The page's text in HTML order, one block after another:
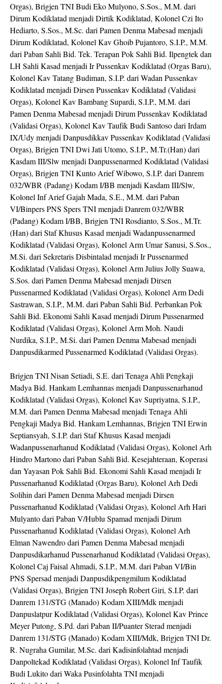
Orgas), Brigjen TNI Budi Eko Mulyono, S.Sos., M.M. dari
Dirum Kodiklatad menjadi Dirtik Kodiklatad, Kolonel Czi Ito
Hediarto, S.Sos., M.Sc. dari Pamen Denma Mabesad menjadi
Dirum Kodiklatad, Kolonel Kav Ghoib Pujantoro, S.I.P., M.M.
dari Paban Sahli Bid. Tek. Terapan Pok Sahli Bid. Ilpengtek dan
LH Sahli Kasad menjadi Ir Pussenkav Kodiklatad (Orgas Baru),
Kolonel Kav Tatang Budiman, S.I.P. dari Wadan Pussenkav
Kodiklatad menjadi Dirsen Pussenkav Kodiklatad (Validasi
Orgas), Kolonel Kav Bambang Supardi, S.I.P., M.M. dari
Pamen Denma Mabesad menjadi Dirum Pussenkav Kodiklatad
(Validasi Orgas), Kolonel Kav Taufik Budi Santoso dari Irdam
IX/Udy menjadi Danpusdikkav Pussenkav Kodiklatad (Validasi
Orgas), Brigjen TNI Dwi Jati Utomo, S.I.P., M.Tr.(Han) dari
Kasdam III/Slw menjadi Danpussenarmed Kodiklatad (Validasi
Orgas), Brigjen TNI Kunto Arief Wibowo, S.I.P. dari Danrem
032/WBR (Padang) Kodam I/BB menjadi Kasdam III/Slw,
Kolonel Inf Arief Gajah Mada, S.E., M.M. dari Paban
VI/Binpers PNS Spers TNI menjadi Danrem 032/WBR
(Padang) Kodam I/BB, Brigjen TNI Rosdianto, S.Sos., M.Tr.
(Han) dari Staf Khusus Kasad menjadi Wadanpussenarmed
Kodiklatad (Validasi Orgas), Kolonel Arm Umar Sanusi, S.Sos.,
M.Si. dari Sekretaris Disbintalad menjadi Ir Pussenarmed
Kodiklatad (Validasi Orgas), Kolonel Arm Julius Jolly Suawa,
S.Sos. dari Pamen Denma Mabesad menjadi Dirsen
Pussenarmed Kodiklatad (Validasi Orgas), Kolonel Arm Dedi
Sastrawan, S.I.P., M.M. dari Paban Sahli Bid. Perbankan Pok
Sahli Bid. Ekonomi Sahli Kasad menjadi Dirum Pussenarmed
Kodiklatad (Validasi Orgas), Kolonel Arm Moh. Naudi
Nurdika, S.I.P., M.Si. dari Pamen Denma Mabesad menjadi
Danpusdikarmed Pussenarmed Kodiklatad (Validasi Orgas).
Brigjen TNI Nisan Setiadi, S.E. dari Tenaga Ahli Pengkaji
Madya Bid. Hankam Lemhannas menjadi Danpussenarhanud
Kodiklatad (Validasi Orgas), Kolonel Kav Supriyatna, S.I.P.,
M.M. dari Pamen Denma Mabesad menjadi Tenaga Ahli
Pengkaji Madya Bid. Hankam Lemhannas, Brigjen TNI Erwin
Septiansyah, S.I.P. dari Staf Khusus Kasad menjadi
Wadanpussenarhanud Kodiklatad (Validasi Orgas), Kolonel Arh
Hindro Martono dari Paban Sahli Bid. Kesejahteraan, Koperasi
dan Yayasan Pok Sahli Bid. Ekonomi Sahli Kasad menjadi Ir
Pussenarhanud Kodiklatad (Orgas Baru), Kolonel Arh Dedi
Solihin dari Pamen Denma Mabesad menjadi Dirsen
Pussenarhanud Kodiklatad (Validasi Orgas), Kolonel Arh Hari
Mulyanto dari Paban V/Hublu Spamad menjadi Dirum
Pussenarhanud Kodiklatad (Validasi Orgas), Kolonel Arh
Elman Nawendro dari Pamen Denma Mabesad menjadi
Danpusdikarhanud Pussenarhanud Kodiklatad (Validasi Orgas),
Kolonel Caj Faisal Ahmadi, S.I.P., M.M. dari Paban VI/Bin
PNS Spersad menjadi Danpusdikpengmilum Kodiklatad
(Validasi Orgas), Brigjen TNI Joseph Robert Giri, S.I.P. dari
Danrem 131/STG (Manado) Kodam XIII/Mdk menjadi
Danpuslatpur Kodiklatad (Validasi Orgas), Kolonel Kav Prince
Meyer Putong, S.Pd. dari Paban II/Puanter Sterad menjadi
Danrem 131/STG (Manado) Kodam XIII/Mdk, Brigjen TNI Dr.
R. Nugraha Gumilar, M.Sc. dari Kadisinfolahtad menjadi
Danpoltekad Kodiklatad (Validasi Orgas), Kolonel Inf Taufik
Budi Lukito dari Waka Pusinfolahta TNI menjadi